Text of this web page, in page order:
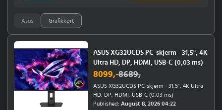
Asus Grafikkort
ASUS XG32UCDS PC-skjerm - 31,5", 4K
Ultra HD, DP, HDMI, USB-C (0,03 ms)
8099,-8689,
ASUS XG32UCDS PC-skjerm - 31,5", 4K Ultra
HD, DP, HDMI, USB-C (0,03 ms)
Published: August 8, 2026 04:22